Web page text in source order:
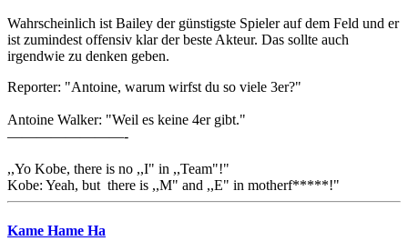
Wahrscheinlich ist Bailey der günstigste Spieler auf dem Feld und er
ist zumindest offensiv klar der beste Akteur. Das sollte auch
irgendwie zu denken geben.
Reporter: "Antoine, warum wirfst du so viele 3er?"
Antoine Walker: "Weil es keine 4er gibt."
————————-
,,Yo Kobe, there is no ,,I" in ,,Team"!"
Kobe: Yeah, but there is ,,M" and ,,E" in motherf*****!"
Kame Hame Ha